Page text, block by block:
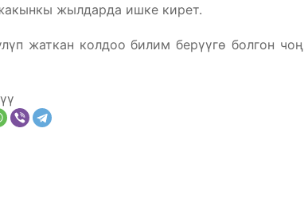
жылдарда ишке кирет.
жаткан колдоо билим берүүгө болгон чоң